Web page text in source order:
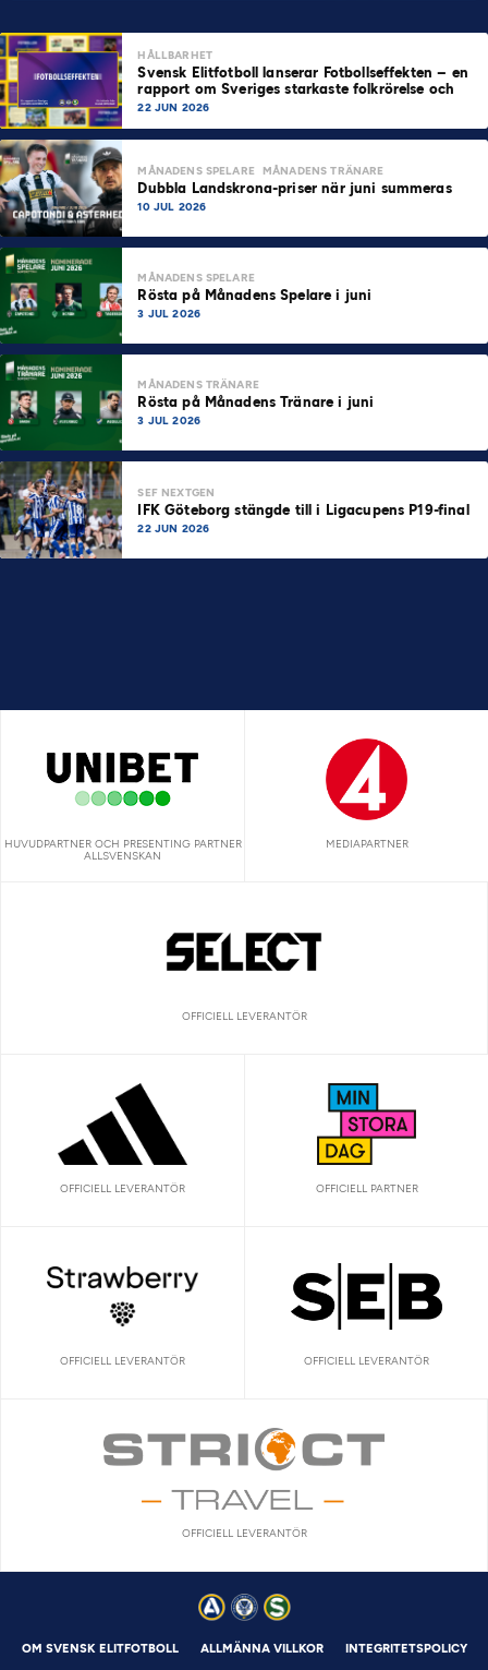
HÅLLBARHET
Svensk Elitfotboll lanserar Fotbollseffekten – en
rapport om Sveriges starkaste folkrörelse och
samhällskraft
22 JUN 2026
MÅNADENS SPELARE MÅNADENS TRÄNARE
Dubbla Landskrona-priser när juni summeras
10 JUL 2026
MÅNADENS SPELARE
Rösta på Månadens Spelare i juni
3 JUL 2026
MÅNADENS TRÄNARE
Rösta på Månadens Tränare i juni
3 JUL 2026
SEF NEXTGEN
IFK Göteborg stängde till i Ligacupens P19-final
22 JUN 2026
HUVUDPARTNER OCH PRESENTING PARTNER
ALLSVENSKAN
MEDIAPARTNER
OFFICIELL LEVERANTÖR
OFFICIELL LEVERANTÖR OFFICIELL PARTNER
OFFICIELL LEVERANTÖR OFFICIELL LEVERANTÖR
OFFICIELL LEVERANTÖR
OM SVENSK ELITFOTBOLL ALLMÄNNA VILLKOR INTEGRITETSPOLICY